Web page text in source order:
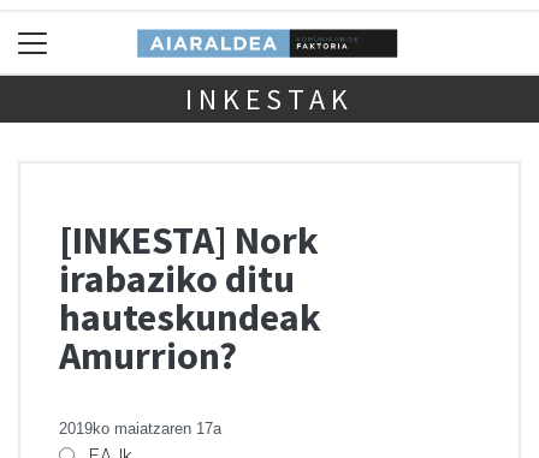
INKESTAK
[INKESTA] Nork
irabaziko ditu
hauteskundeak
Amurrion?
2019ko maiatzaren 17a